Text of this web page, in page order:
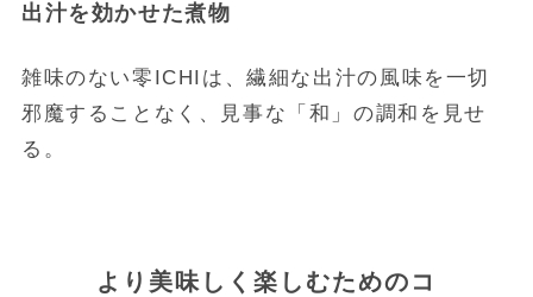
出汁を効かせた煮物
雑味のない零ICHIは、繊細な出汁の風味を一切
邪魔することなく、見事な「和」の調和を見せ
る。
より美味しく楽しむためのコ